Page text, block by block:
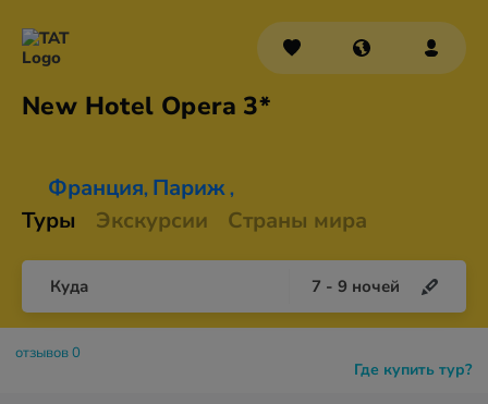
New Hotel Opera 3*
Франция, Париж ,
Туры Экскурсии Страны мира
Куда 7 - 9 ночей
Где купить тур?
отзывов 0